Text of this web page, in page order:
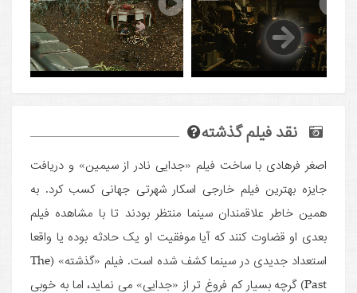
نقد فیلم گذشته
اصغر فرهادی با ساخت فیلم «جدایی نادر از سیمین» و دریافت
جایزه بهترین فیلم خارجی اسکار شهرتی جهانی کسب کرد. به
همین خاطر علاقمندان سینما منتظر بودند تا با مشاهده فیلم
بعدی او قضاوت کنند که آیا موفقیت او یک حادثه بوده یا واقعا
استعداد جدیدی در سینما کشف شده است. فیلم «گذشته» (The
Past) گرچه بسیار کم فروغ تر از «جدایی» می نماید، اما به خوبی